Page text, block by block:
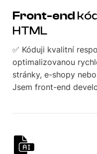
Front-end
HTML
✅ Kóduji kvalitní
optimalizovanou
stránky, e-shopy
Jsem front-end